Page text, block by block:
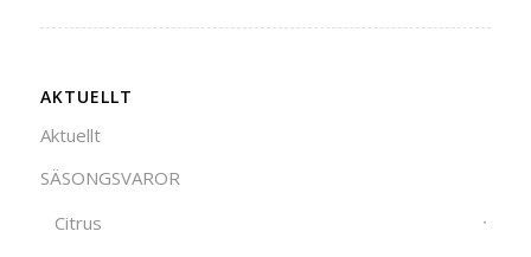
AKTUELLT
Aktuellt
SÄSONGSVAROR
Citrus